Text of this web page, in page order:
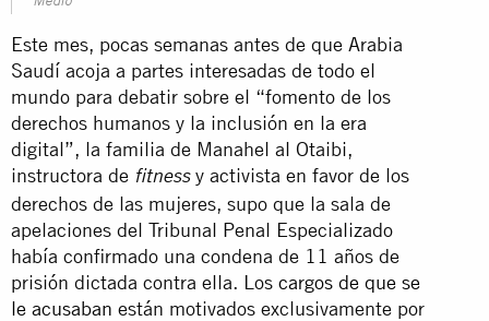
Este mes, pocas semanas antes de que Arabia
Saudí acoja a partes interesadas de todo el
mundo para debatir sobre el “fomento de los
derechos humanos y la inclusión en la era
digital”, la familia de Manahel al Otaibi,
instructora de fitnessy activista en favor de los
derechos de las mujeres, supo que la sala de
apelaciones del Tribunal Penal Especializado
había confirmado una condena de 11 años de
prisión dictada contra ella. Los cargos de que se
le acusaban están motivados exclusivamente por